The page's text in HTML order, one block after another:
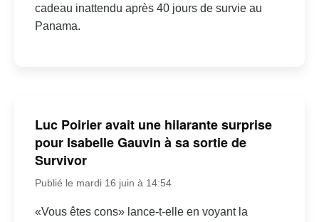
cadeau inattendu après 40 jours de survie au
Panama.
Luc Poirier avait une hilarante surprise
pour Isabelle Gauvin à sa sortie de
Survivor
Publié le mardi 16 juin à 14:54
«Vous êtes cons» lance-t-elle en voyant la